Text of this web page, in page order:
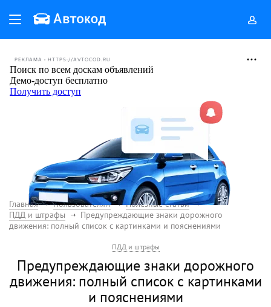
РЕКЛАМА • HTTPS://AVTOCOD.RU
Главная Пользователям
Полезные статьи
ПДД и штрафы
Предупреждающие знаки дорожного
движения: полный список с картинками и пояснениями
ПДД и штрафы
Предупреждающие знаки дорожного
движения: полный список с картинками
и пояснениями